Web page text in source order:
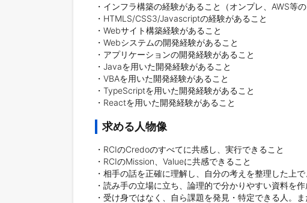
・インフラ構築の経験があること（オンプレ、AWS等の
・HTMLS/CSS3/Javascriptの経験があること
・Webサイト構築経験があること
・Webシステムの開発経験があること
・アプリケーションの開発経験があること
・Javaを用いた開発経験があること
・VBAを用いた開発経験があること
・TypeScriptを用いた開発経験があること
・Reactを用いた開発経験があること
求める人物像
・RCIのCredoのすべてに共感し、実行できること
・RCIのMission、Valueに共感できること
・相手の話を正確に理解し、自分の考えを整理した上
・読み手の立場に立ち、論理的で分かりやすい資料を
・受け身ではなく、自ら課題を発見・特定できる人。